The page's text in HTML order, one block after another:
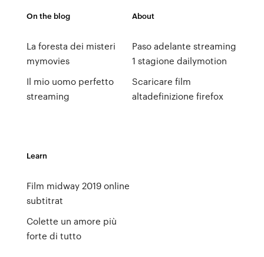
On the blog
La foresta dei misteri
mymovies
Il mio uomo perfetto
streaming
About
Paso adelante streaming
1 stagione dailymotion
Scaricare film
altadefinizione firefox
Learn
Film midway 2019 online
subtitrat
Colette un amore più
forte di tutto